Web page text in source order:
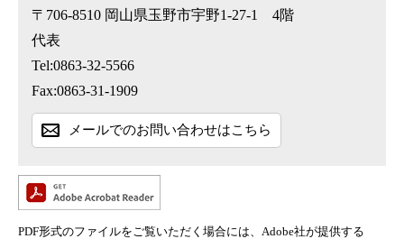
〒706-8510 岡山県玉野市宇野1-27-1 4階
代表
Tel:0863-32-5566
Fax:0863-31-1909
メールでのお問い合わせはこちら
PDF形式のファイルをご覧いただく場合には、Adobe社が提供する